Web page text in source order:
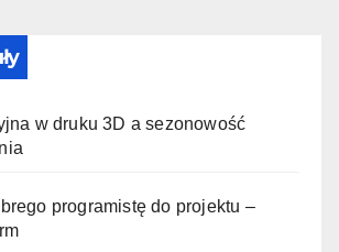
w druku 3D a sezonowość
programistę do projektu –